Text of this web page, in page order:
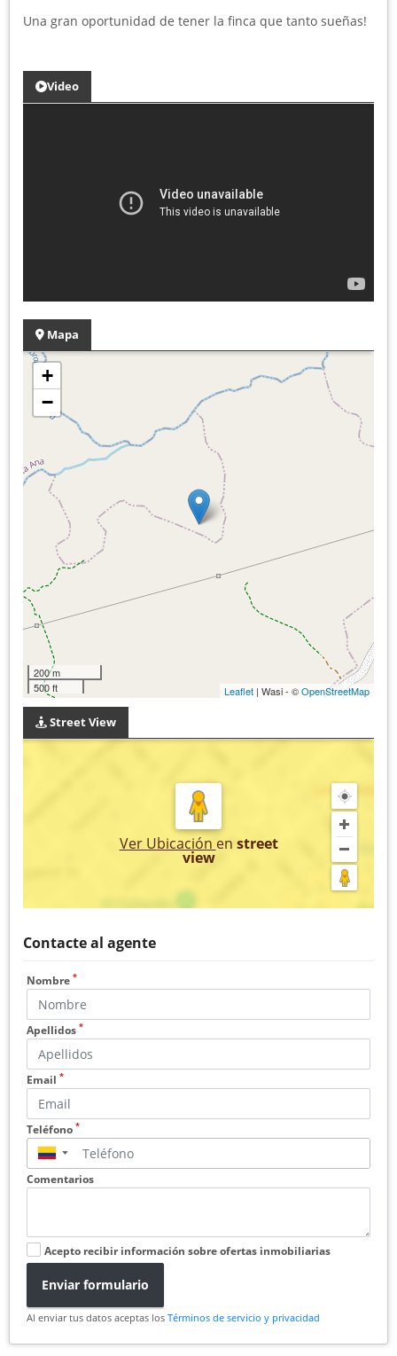
Una gran oportunidad de tener la finca que tanto sueñas!
Video
Mapa
+
−
200 m
500 ft
Leaflet | Wasi - ©OpenStreetMap
Street View
Ver Ubicación en street
view
Contacte al agente
Nombre *
Apellidos *
Email *
Teléfono *
▼
Comentarios
Acepto recibir información sobre ofertas inmobiliarias
Enviar formulario
Al enviar tus datos aceptas los Términos de servicio y privacidad